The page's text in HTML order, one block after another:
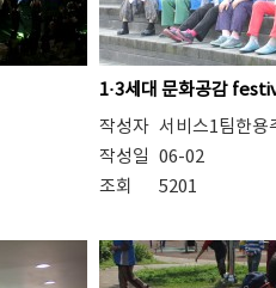
1·3세대 문화공감
작성자 서비스1팀한용
작성일 06-02
조회
5201